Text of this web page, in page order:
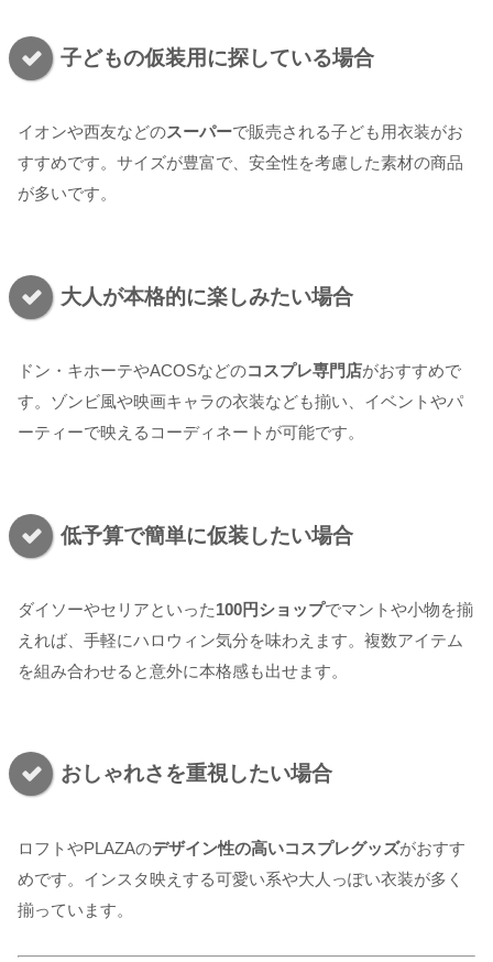
子どもの仮装用に探している場合
イオンや西友などのスーパーで販売される子ども用衣装がお
すすめです。サイズが豊富で、安全性を考慮した素材の商品
が多いです。
大人が本格的に楽しみたい場合
ドン・キホーテやACOSなどのコスプレ専門店がおすすめで
す。ゾンビ風や映画キャラの衣装なども揃い、イベントやパ
ーティーで映えるコーディネートが可能です。
低予算で簡単に仮装したい場合
ダイソーやセリアといった100円ショップでマントや小物を揃
えれば、手軽にハロウィン気分を味わえます。複数アイテム
を組み合わせると意外に本格感も出せます。
おしゃれさを重視したい場合
ロフトやPLAZAのデザイン性の高いコスプレグッズがおすす
めです。インスタ映えする可愛い系や大人っぽい衣装が多く
揃っています。